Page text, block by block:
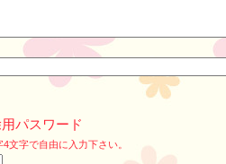
パスワード
文字で自由に入力下さい。